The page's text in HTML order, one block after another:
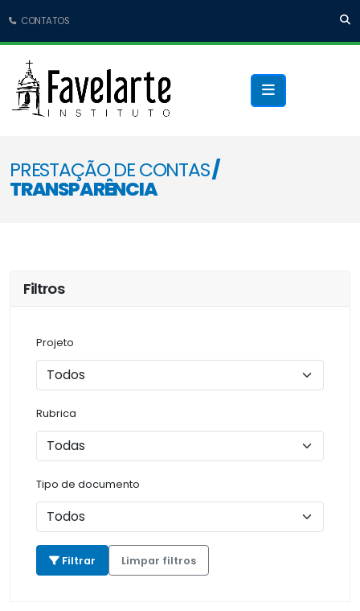
CONTATOS
PRESTAÇÃO DE CONTAS/
TRANSPARÊNCIA
Filtros
Projeto
Rubrica
Tipo de documento
Filtrar Limpar filtros